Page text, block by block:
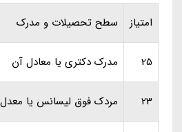
امتیاز سطح تحصیلات و مدرک
25 مدرک دکتری یا معادل آن
23 مردک فوق لیسانس یا